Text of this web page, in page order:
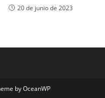
20 de junio de 2023
by OceanWP